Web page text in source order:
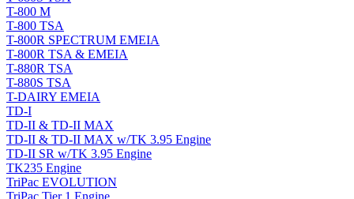
T-800 M
T-800 TSA
T-800R SPECTRUM EMEIA
T-800R TSA & EMEIA
T-880R TSA
T-880S TSA
T-DAIRY EMEIA
TD-I
TD-II & TD-II MAX
TD-II & TD-II MAX w/TK 3.95 Engine
TD-II SR w/TK 3.95 Engine
TK235 Engine
TriPac EVOLUTION
TriPac Tier 1 Engine